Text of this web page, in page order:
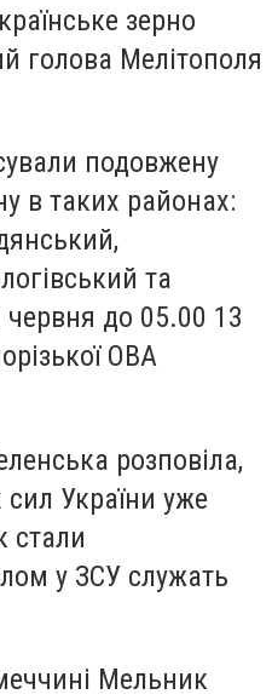
зерно
голова Мелітополя
подовжену
в таких районах:
та
до 05.00 13
ОВА
розповіла,
України уже
стали
у ЗСУ служать
Мельник